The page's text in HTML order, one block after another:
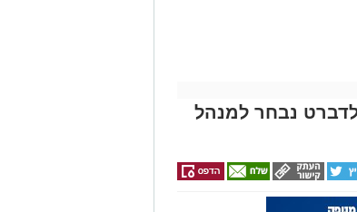
באסל שואמרה, המייחס לו
נבחר למנהל